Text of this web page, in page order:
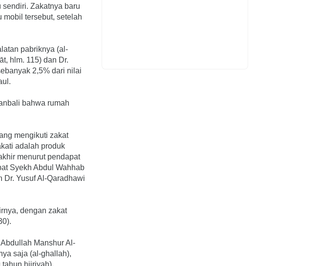
Zakatnya baru
mobil tersebut, setelah
pabriknya (al-
hlm. 115) dan Dr.
2,5% dari nilai
bahwa rumah
mengikuti zakat
adalah produk
menurut pendapat
Syekh Abdul Wahhab
Dr. Yusuf Al-Qaradhawi
dengan zakat
Manshur Al-
saja (al-ghallah),
hijriyah).